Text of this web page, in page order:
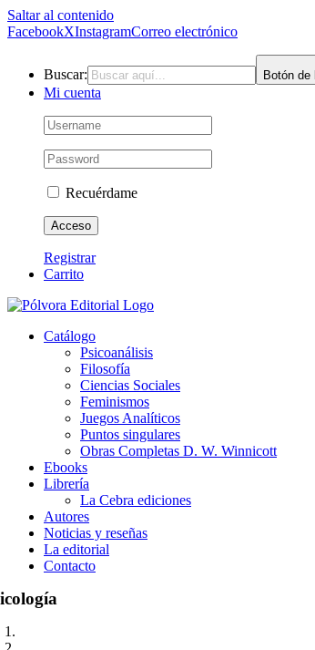
Saltar al contenido
FacebookXInstagramCorreo electrónico
Buscar: Botón de
Mi cuenta
Recuérdame
Registrar
Carrito
Catálogo
Psicoanálisis
Filosofía
Ciencias Sociales
Feminismos
Juegos Analíticos
Puntos singulares
Obras Completas D. W. Winnicott
Ebooks
Librería
La Cebra ediciones
Autores
Noticias y reseñas
La editorial
Contacto